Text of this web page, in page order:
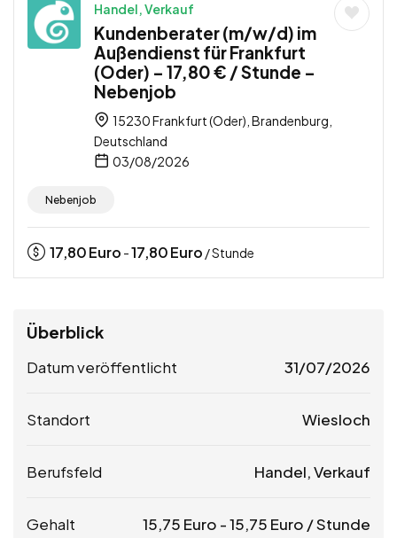
Handel, Verkauf
Kundenberater (m/w/d) im
Außendienst für Frankfurt
(Oder) – 17,80 € / Stunde –
Nebenjob
15230 Frankfurt (Oder), Brandenburg,
Deutschland
03/08/2026
Nebenjob
17,80Euro -17,80Euro / Stunde
Überblick
Datum veröffentlicht 31/07/2026
Standort Wiesloch
Berufsfeld Handel, Verkauf
Gehalt 15,75 Euro -15,75 Euro / Stunde